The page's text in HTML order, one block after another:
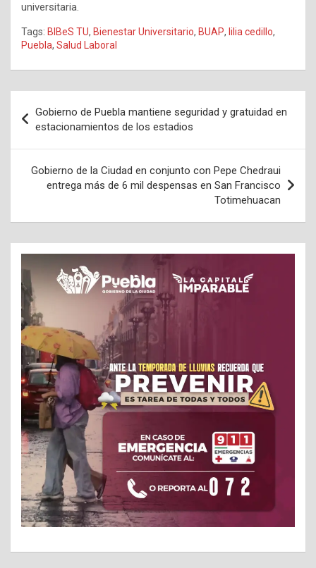
universitaria.
Tags: BIBeS TU, Bienestar Universitario, BUAP, lilia cedillo,
Puebla, Salud Laboral
de
entradas
Gobierno de Puebla mantiene seguridad y gratuidad en
estacionamientos de los estadios
Gobierno de la Ciudad en conjunto con Pepe Chedraui
entrega más de 6 mil despensas en San Francisco
Totimehuacan